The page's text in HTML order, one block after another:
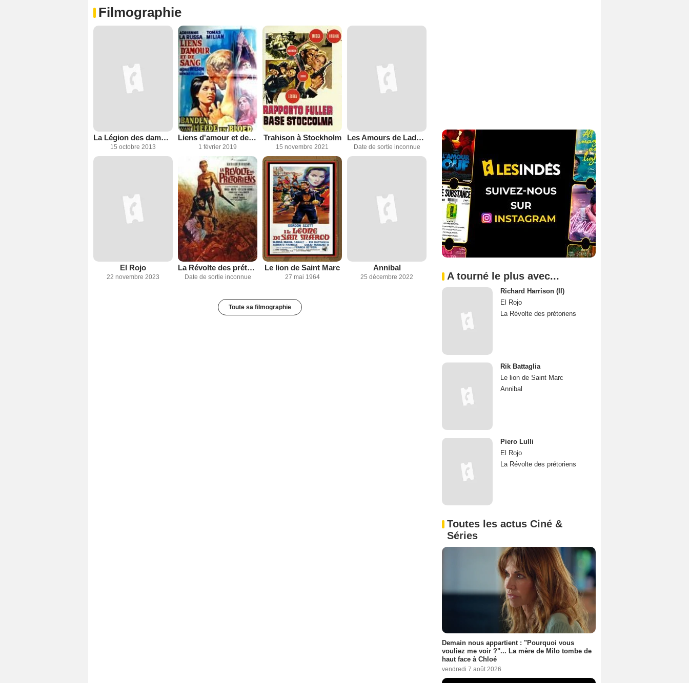
Filmographie
La Légion des damnés
15 octobre 2013
Liens d'amour et de sang
1 février 2019
Trahison à Stockholm
15 novembre 2021
Les Amours de Lady Hamilton
Date de sortie inconnue
El Rojo
22 novembre 2023
La Révolte des prétoriens
Date de sortie inconnue
Le lion de Saint Marc
27 mai 1964
Annibal
25 décembre 2022
Toute sa filmographie
A tourné le plus avec...
Richard Harrison (II)
El Rojo
La Révolte des prétoriens
Rik Battaglia
Le lion de Saint Marc
Annibal
Piero Lulli
El Rojo
La Révolte des prétoriens
Toutes les actus Ciné &
Séries
Demain nous appartient : "Pourquoi vous
vouliez me voir ?"... La mère de Milo tombe de
haut face à Chloé
vendredi 7 août 2026